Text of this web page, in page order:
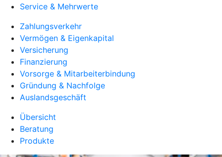
Service & Mehrwerte
Zahlungsverkehr
Vermögen & Eigenkapital
Versicherung
Finanzierung
Vorsorge & Mitarbeiterbindung
Gründung & Nachfolge
Auslandsgeschäft
Übersicht
Beratung
Produkte